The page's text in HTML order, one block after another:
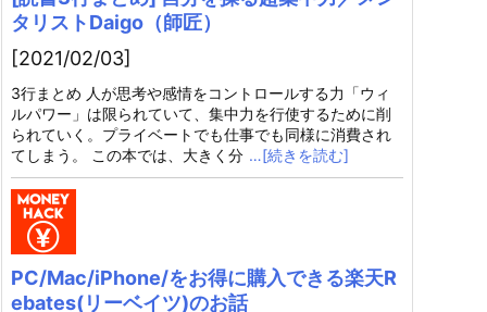
タリストDaigo（師匠）
[2021/02/03]
3行まとめ 人が思考や感情をコントロールする力「ウィ
ルパワー」は限られていて、集中力を行使するために削
られていく。プライベートでも仕事でも同様に消費され
てしまう。 この本では、大きく分 …[続きを読む]
PC/Mac/iPhone/をお得に購入できる楽天R
ebates(リーベイツ)のお話